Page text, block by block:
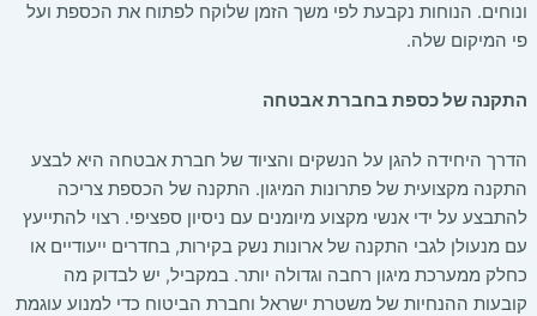
ונוחים. הנוחות נקבעת לפי משך הזמן שלוקח לפתוח את הכספת ועל
פי המיקום שלה.
התקנה של כספת בחברת אבטחה
הדרך היחידה להגן על הנשקים והציוד של חברת אבטחה היא לבצע
התקנה מקצועית של פתרונות המיגון. התקנה של הכספת צריכה
להתבצע על ידי אנשי מקצוע מיומנים עם ניסיון ספציפי. רצוי להתייעץ
עם מנעולן לגבי התקנה של ארונות נשק בקירות, בחדרים ייעודיים או
כחלק ממערכת מיגון רחבה וגדולה יותר. במקביל, יש לבדוק מה
קובעות ההנחיות של משטרת ישראל וחברת הביטוח כדי למנוע עוגמת